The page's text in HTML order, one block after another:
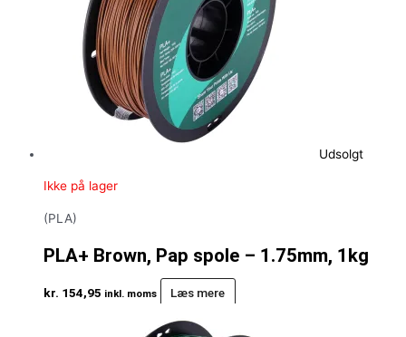
Udsolgt
Ikke på lager
(PLA)
PLA+ Brown, Pap spole – 1.75mm, 1kg
kr. 154,95 inkl. moms Læs mere